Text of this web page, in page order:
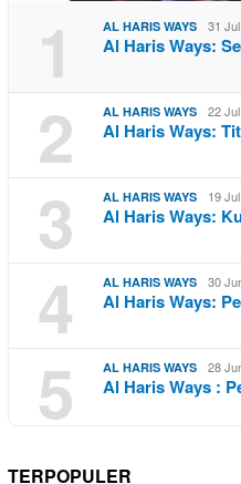
1 AL HARIS WAYS 31
Al Haris Ways:
2 AL HARIS WAYS 22
Al Haris Ways:
3 AL HARIS WAYS 19
Al Haris Ways:
4 AL HARIS WAYS 30
Al Haris Ways:
5 AL HARIS WAYS 28
Al Haris Ways :
TERPOPULER